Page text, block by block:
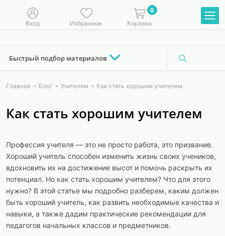
Вход Избранное
0
Корзина
Быстрый подбор материалов
Главная Блог Учителям Как стать хорошим учителем
Как стать хорошим учителем
Профессия учителя — это не просто работа, это призвание.
Хороший учитель способен изменить жизнь своих учеников,
вдохновить их на достижение высот и помочь раскрыть их
потенциал. Но как стать хорошим учителем? Что для этого
нужно? В этой статье мы подробно разберем, каким должен
быть хороший учитель, как развить необходимые качества и
навыки, а также дадим практические рекомендации для
педагогов начальных классов и предметников.